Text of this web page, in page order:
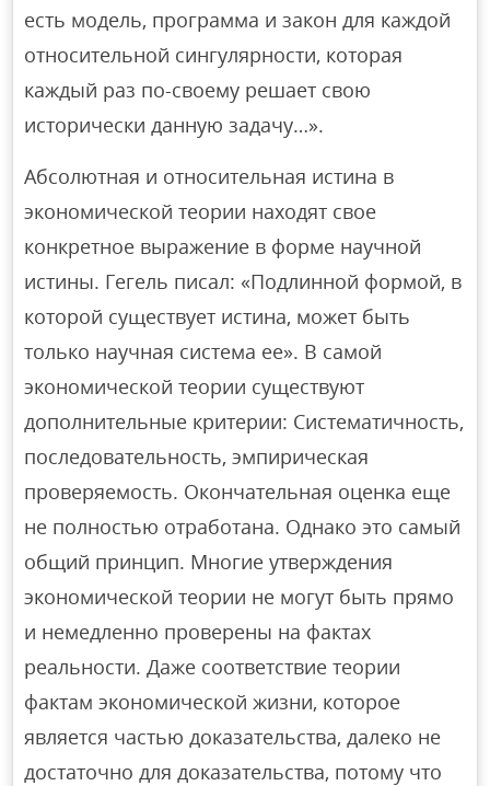
есть модель, программа и закон для каждой
относительной сингулярности, которая
каждый раз по-своему решает свою
исторически данную задачу…».
Абсолютная и относительная истина в
экономической теории находят свое
конкретное выражение в форме научной
истины. Гегель писал: «Подлинной формой, в
которой существует истина, может быть
только научная система ее». В самой
экономической теории существуют
дополнительные критерии: Систематичность,
последовательность, эмпирическая
проверяемость. Окончательная оценка еще
не полностью отработана. Однако это самый
общий принцип. Многие утверждения
экономической теории не могут быть прямо
и немедленно проверены на фактах
реальности. Даже соответствие теории
фактам экономической жизни, которое
является частью доказательства, далеко не
достаточно для доказательства, потому что